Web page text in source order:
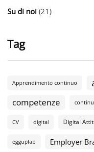
Su di noi (21)
Tag
Apprendimento continuo
competenze
CV digital Digital
egguplab Employer